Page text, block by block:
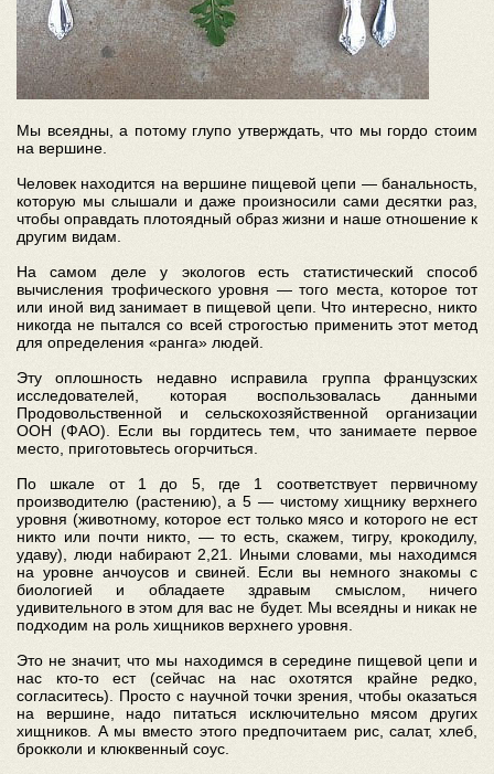
Мы всеядны, а потому глупо утверждать, что мы гордо стоим
на вершине.
Человек находится на вершине пищевой цепи — банальность,
которую мы слышали и даже произносили сами десятки раз,
чтобы оправдать плотоядный образ жизни и наше отношение к
другим видам.
На самом деле у экологов есть статистический способ
вычисления трофического уровня — того места, которое тот
или иной вид занимает в пищевой цепи. Что интересно, никто
никогда не пытался со всей строгостью применить этот метод
для определения «ранга» людей.
Эту оплошность недавно исправила группа французских
исследователей, которая воспользовалась данными
Продовольственной и сельскохозяйственной организации
ООН (ФАО). Если вы гордитесь тем, что занимаете первое
место, приготовьтесь огорчиться.
По шкале от 1 до 5, где 1 соответствует первичному
производителю (растению), а 5 — чистому хищнику верхнего
уровня (животному, которое ест только мясо и которого не ест
никто или почти никто, — то есть, скажем, тигру, крокодилу,
удаву), люди набирают 2,21. Иными словами, мы находимся
на уровне анчоусов и свиней. Если вы немного знакомы с
биологией и обладаете здравым смыслом, ничего
удивительного в этом для вас не будет. Мы всеядны и никак не
подходим на роль хищников верхнего уровня.
Это не значит, что мы находимся в середине пищевой цепи и
нас кто-то ест (сейчас на нас охотятся крайне редко,
согласитесь). Просто с научной точки зрения, чтобы оказаться
на вершине, надо питаться исключительно мясом других
хищников. А мы вместо этого предпочитаем рис, салат, хлеб,
брокколи и клюквенный соус.